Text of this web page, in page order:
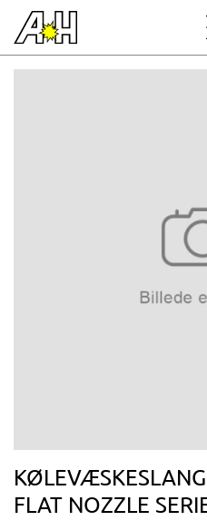
FLAT NOZZLE